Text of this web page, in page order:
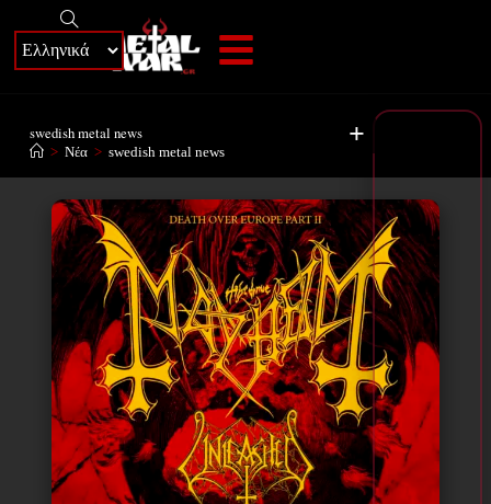
+
swedish metal news
> Νέα > swedish metal news